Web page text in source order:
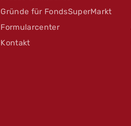
Gründe für FondsSuperMarkt
Formularcenter
Kontakt